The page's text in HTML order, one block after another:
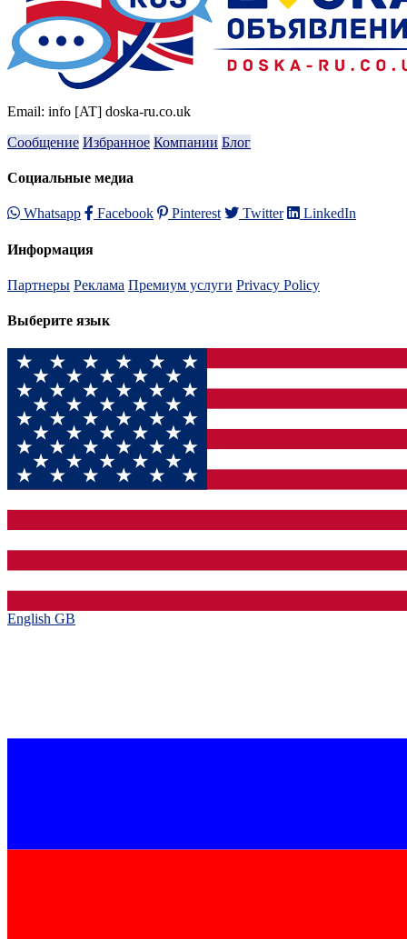
Email: info [AT] doska-ru.co.uk
Сообщение Избранное Компании Блог
Социальные медиа
Whatsapp Facebook Pinterest Twitter LinkedIn
Информация
Партнеры Реклама Премиум услуги Privacy Policy
Выберите язык
English GB‎